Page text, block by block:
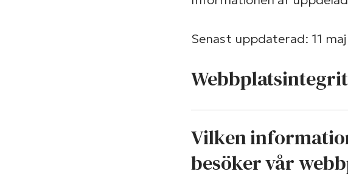
Senast uppdaterad: 11
Vilken
besöker vår